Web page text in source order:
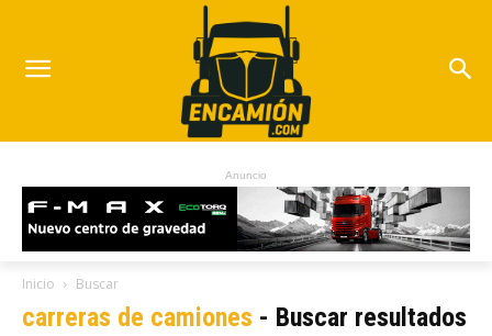
Anuncio
Inicio Buscar
carreras de camiones - Buscar resultados